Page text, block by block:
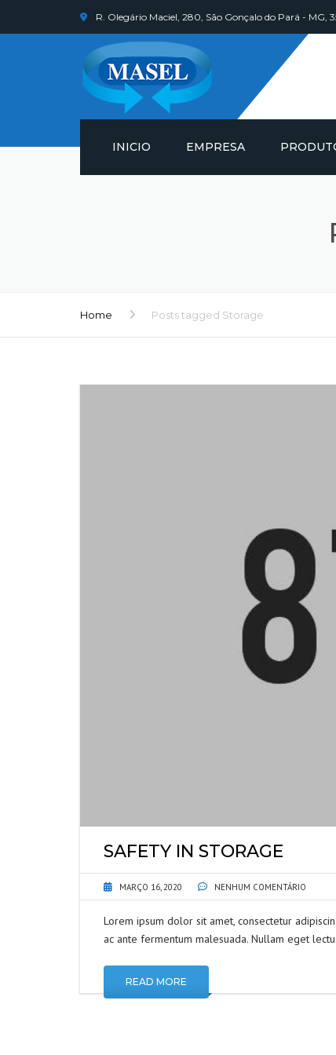
R. Olegário Maciel, 280, São Gonçalo do Pará - MG,
INICIO EMPRESA
Home Posts tagged Storage
SAFETY IN STORAGE
MARÇO 16, 2020 NENHUM COMENTÁRIO
Lorem ipsum dolor sit amet, consectetur
ac ante fermentum malesuada. Nullam eget
READ MORE